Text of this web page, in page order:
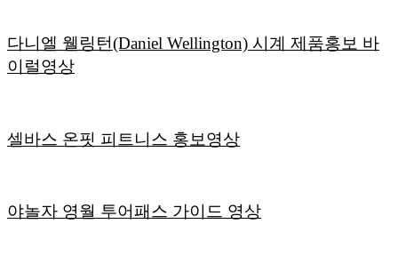
다니엘 웰링턴(Daniel Wellington) 시계 제품홍보 바
이럴영상
셀바스 온핏 피트니스 홍보영상
야놀자 영월 투어패스 가이드 영상